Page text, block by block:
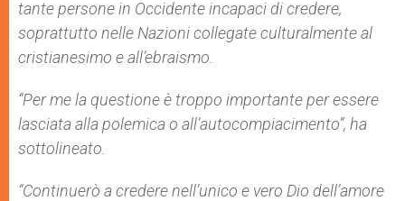
tante persone in Occidente incapaci di credere,
soprattutto nelle Nazioni collegate culturalmente al
cristianesimo e all’ebraismo.
“Per me la questione è troppo importante per essere
lasciata alla polemica o all’autocompiacimento”, ha
sottolineato.
“Continuerò a credere nell’unico e vero Dio dell’amore